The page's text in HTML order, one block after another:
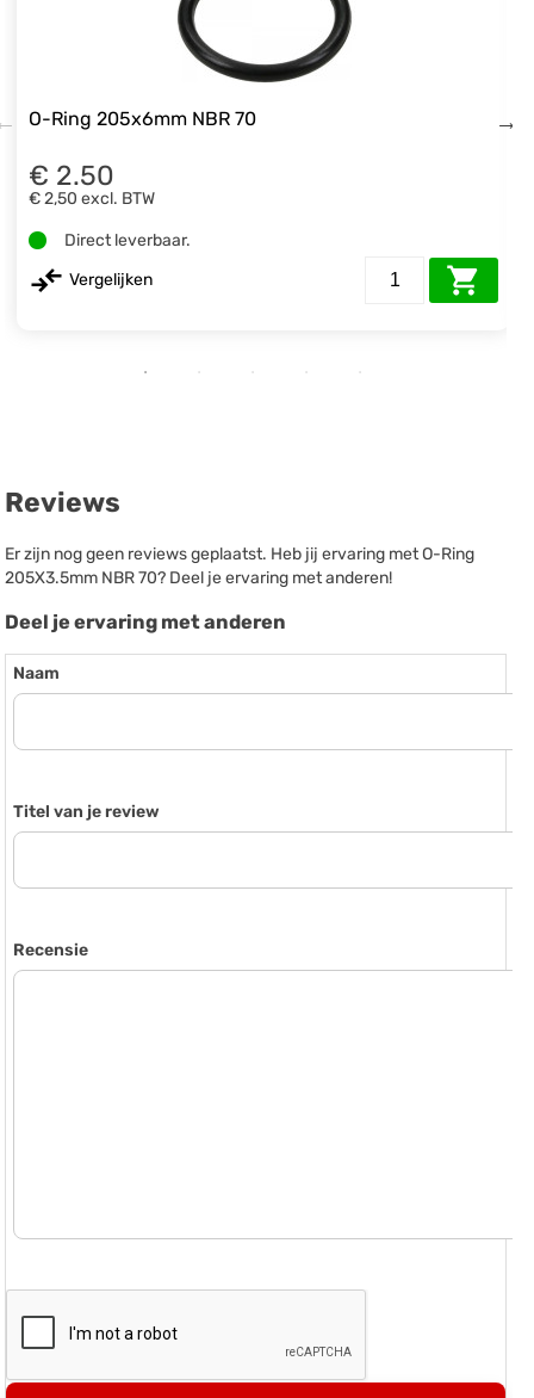
O-Ring 205x6mm NBR 70
€ 2.50
€ 2,50 excl. BTW
Direct leverbaar.
Vergelijken
Reviews
Er zijn nog geen reviews geplaatst. Heb jij ervaring met O-Ring
205X3.5mm NBR 70? Deel je ervaring met anderen!
Deel je ervaring met anderen
Naam
Titel van je review
Recensie